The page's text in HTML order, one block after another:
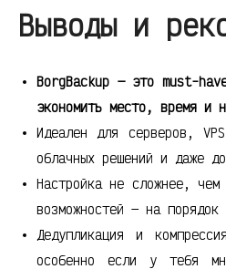
Выводы и
BorgBackup — это must-
экономить место, время и
Идеален для серверов,
облачных решений и даже
Настройка не сложнее,
возможностей — на порядок
Дедупликация и
особенно если у тебя